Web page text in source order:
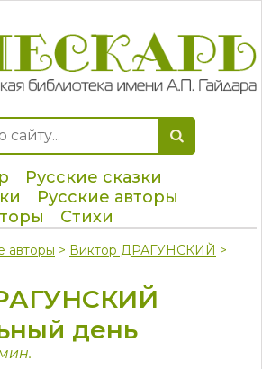
Русские сказки
Русские авторы
Стихи
авторы > Виктор ДРАГУНСКИЙ >
день